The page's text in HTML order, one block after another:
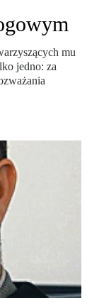
mu
jedno: za